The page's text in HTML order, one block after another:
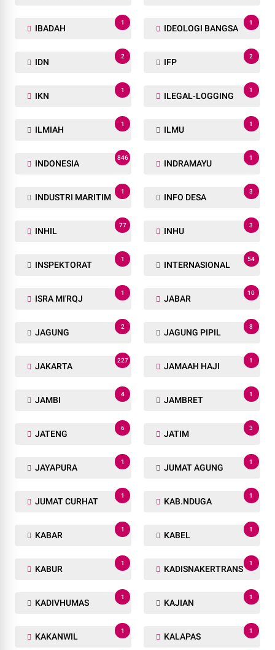
IBADAH
1
IDEOLOGI BANGSA
1
IDN
2
IFP
2
IKN
1
ILEGAL-LOGGING
1
ILMIAH
1
ILMU
1
INDONESIA
846
INDRAMAYU
1
INDUSTRI MARITIM
1
INFO DESA
3
INHIL
77
INHU
3
INSPEKTORAT
1
INTERNASIONAL
54
ISRA MI'RQJ
1
JABAR
10
JAGUNG
2
JAGUNG PIPIL
8
JAKARTA
227
JAMAAH HAJI
1
JAMBI
4
JAMBRET
1
JATENG
6
JATIM
3
JAYAPURA
1
JUMAT AGUNG
1
JUMAT CURHAT
1
KAB.NDUGA
1
KABAR
1
KABEL
1
KABUR
1
KADISNAKERTRANS
1
KADIVHUMAS
1
KAJIAN
1
KAKANWIL
1
KALAPAS
1